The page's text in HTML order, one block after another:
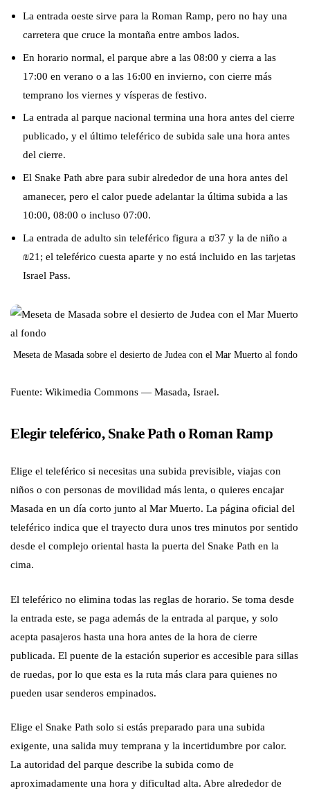
La entrada oeste sirve para la Roman Ramp, pero no hay una
carretera que cruce la montaña entre ambos lados.
En horario normal, el parque abre a las 08:00 y cierra a las
17:00 en verano o a las 16:00 en invierno, con cierre más
temprano los viernes y vísperas de festivo.
La entrada al parque nacional termina una hora antes del cierre
publicado, y el último teleférico de subida sale una hora antes
del cierre.
El Snake Path abre para subir alrededor de una hora antes del
amanecer, pero el calor puede adelantar la última subida a las
10:00, 08:00 o incluso 07:00.
La entrada de adulto sin teleférico figura a ₪37 y la de niño a
₪21; el teleférico cuesta aparte y no está incluido en las tarjetas
Israel Pass.
Meseta de Masada sobre el desierto de Judea con el Mar Muerto al fondo
Fuente: Wikimedia Commons — Masada, Israel.
Elegir teleférico, Snake Path o Roman Ramp
Elige el teleférico si necesitas una subida previsible, viajas con
niños o con personas de movilidad más lenta, o quieres encajar
Masada en un día corto junto al Mar Muerto. La página oficial del
teleférico indica que el trayecto dura unos tres minutos por sentido
desde el complejo oriental hasta la puerta del Snake Path en la
cima.
El teleférico no elimina todas las reglas de horario. Se toma desde
la entrada este, se paga además de la entrada al parque, y solo
acepta pasajeros hasta una hora antes de la hora de cierre
publicada. El puente de la estación superior es accesible para sillas
de ruedas, por lo que esta es la ruta más clara para quienes no
pueden usar senderos empinados.
Elige el Snake Path solo si estás preparado para una subida
exigente, una salida muy temprana y la incertidumbre por calor.
La autoridad del parque describe la subida como de
aproximadamente una hora y dificultad alta. Abre alrededor de